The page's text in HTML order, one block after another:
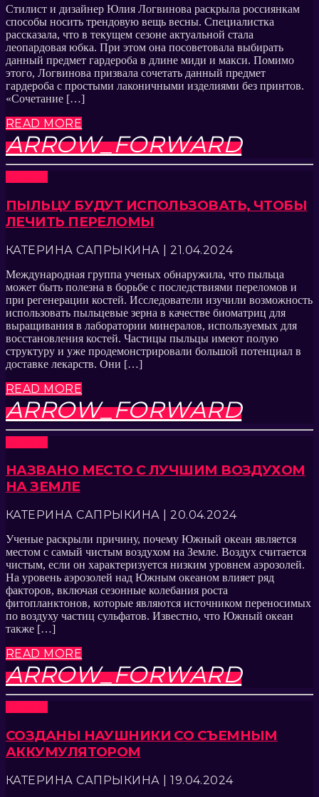
Стилист и дизайнер Юлия Логвинова раскрыла россиянкам
способы носить трендовую вещь весны. Специалистка
рассказала, что в текущем сезоне актуальной стала
леопардовая юбка. При этом она посоветовала выбирать
данный предмет гардероба в длине миди и макси. Помимо
этого, Логвинова призвала сочетать данный предмет
гардероба с простыми лаконичными изделиями без принтов.
«Сочетание […]
READ MORE
ARROW_FORWARD
ПЫЛЬЦУ БУДУТ ИСПОЛЬЗОВАТЬ, ЧТОБЫ
ЛЕЧИТЬ ПЕРЕЛОМЫ
КАТЕРИНА САПРЫКИНА | 21.04.2024
Международная группа ученых обнаружила, что пыльца
может быть полезна в борьбе с последствиями переломов и
при регенерации костей. Исследователи изучили возможность
использовать пыльцевые зерна в качестве биоматриц для
выращивания в лаборатории минералов, используемых для
восстановления костей. Частицы пыльцы имеют полую
структуру и уже продемонстрировали большой потенциал в
доставке лекарств. Они […]
READ MORE
ARROW_FORWARD
НАЗВАНО МЕСТО С ЛУЧШИМ ВОЗДУХОМ
НА ЗЕМЛЕ
КАТЕРИНА САПРЫКИНА | 20.04.2024
Ученые раскрыли причину, почему Южный океан является
местом с самый чистым воздухом на Земле. Воздух считается
чистым, если он характеризуется низким уровнем аэрозолей.
На уровень аэрозолей над Южным океаном влияет ряд
факторов, включая сезонные колебания роста
фитопланктонов, которые являются источником переносимых
по воздуху частиц сульфатов. Известно, что Южный океан
также […]
READ MORE
ARROW_FORWARD
СОЗДАНЫ НАУШНИКИ СО СЪЕМНЫМ
АККУМУЛЯТОРОМ
КАТЕРИНА САПРЫКИНА | 19.04.2024